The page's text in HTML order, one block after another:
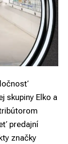
skupiny Elko a
predajní
značky